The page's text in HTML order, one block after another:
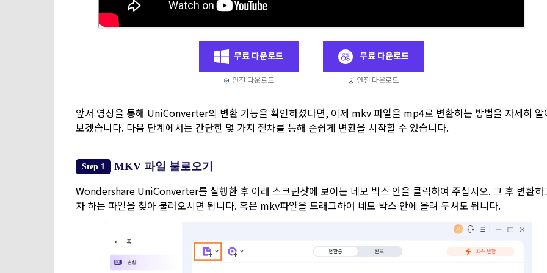
무료 다운로드
안전 다운로드
무료 다운로드
안전 다운로드
앞서 영상을 통해 UniConverter의 변환 기능을 확인하셨다면, 이제 mkv 파일을 mp4로 변환하는 방법을 자세히 알
보겠습니다. 다음 단계에서는 간단한 몇 가지 절차를 통해 손쉽게 변환을 시작할 수 있습니다.
Step 1 MKV 파일 불로오기
Wondershare UniConverter를 실행한 후 아래 스크린샷에 보이는 네모 박스 안을 클릭하여 주십시오. 그 후 변환하
자 하는 파일을 찾아 불러오시면 됩니다. 혹은 mkv파일을 드래그하여 네모 박스 안에 올려 두셔도 됩니다.